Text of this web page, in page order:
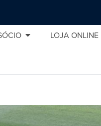
LOJA ONLINE